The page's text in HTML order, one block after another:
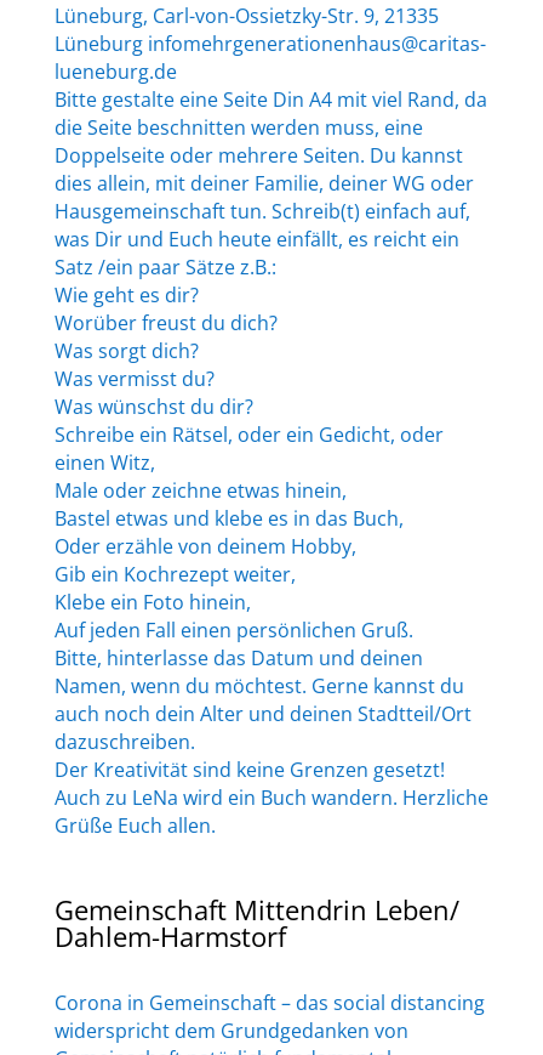
Lüneburg, Carl-von-Ossietzky-Str. 9, 21335
Lüneburg infomehrgenerationenhaus@caritas-
lueneburg.de
Bitte gestalte eine Seite Din A4 mit viel Rand, da
die Seite beschnitten werden muss, eine
Doppelseite oder mehrere Seiten. Du kannst
dies allein, mit deiner Familie, deiner WG oder
Hausgemeinschaft tun. Schreib(t) einfach auf,
was Dir und Euch heute einfällt, es reicht ein
Satz /ein paar Sätze z.B.:
Wie geht es dir?
Worüber freust du dich?
Was sorgt dich?
Was vermisst du?
Was wünschst du dir?
Schreibe ein Rätsel, oder ein Gedicht, oder
einen Witz,
Male oder zeichne etwas hinein,
Bastel etwas und klebe es in das Buch,
Oder erzähle von deinem Hobby,
Gib ein Kochrezept weiter,
Klebe ein Foto hinein,
Auf jeden Fall einen persönlichen Gruß.
Bitte, hinterlasse das Datum und deinen
Namen, wenn du möchtest. Gerne kannst du
auch noch dein Alter und deinen Stadtteil/Ort
dazuschreiben.
Der Kreativität sind keine Grenzen gesetzt!
Auch zu LeNa wird ein Buch wandern. Herzliche
Grüße Euch allen.
Gemeinschaft Mittendrin Leben/
Dahlem-Harmstorf
Corona in Gemeinschaft – das social distancing
widerspricht dem Grundgedanken von